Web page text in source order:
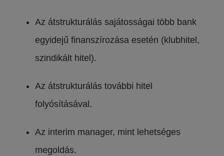
Az átstrukturálás sajátosságai több bank
egyidejű finanszírozása esetén (klubhitel,
szindikált hitel).
Az átstrukturálás további hitel
folyósításával.
Az interim manager, mint lehetséges
megoldás.